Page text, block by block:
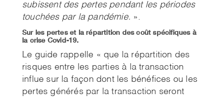
subissent des pertes pendant les périodes
touchées par la pandémie. ».
Sur les pertes et la répartition des coût spécifiques à
la crise Covid-19.
Le guide rappelle « que la répartition des
risques entre les parties à la transaction
influe sur la façon dont les bénéfices ou les
pertes générés par la transaction seront